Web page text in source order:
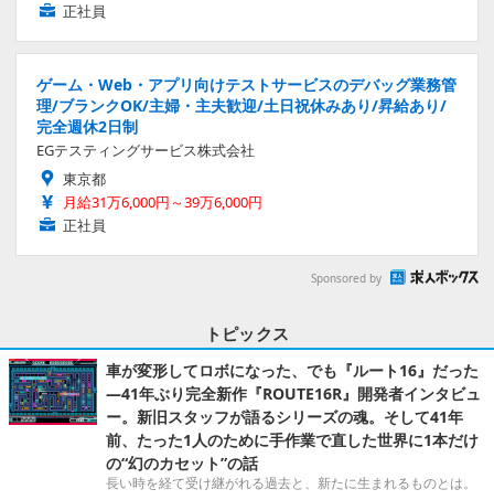
正社員
ゲーム・Web・アプリ向けテストサービスのデバッグ業務管
理/ブランクOK/主婦・主夫歓迎/土日祝休みあり/昇給あり/
完全週休2日制
EGテスティングサービス株式会社
東京都
月給31万6,000円～39万6,000円
正社員
Sponsored by
トピックス
車が変形してロボになった、でも『ルート16』だった
―41年ぶり完全新作『ROUTE16R』開発者インタビュ
ー。新旧スタッフが語るシリーズの魂。そして41年
前、たった1人のために手作業で直した世界に1本だけ
の“幻のカセット”の話
長い時を経て受け継がれる過去と、新たに生まれるものとは。